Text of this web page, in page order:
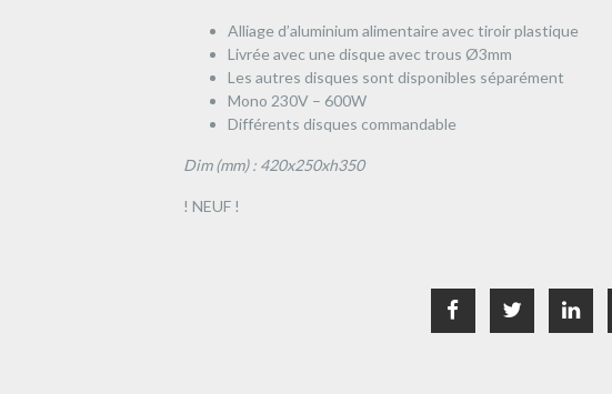
Alliage d’aluminium alimentaire avec tiroir plastique
Livrée avec une disque avec trous Ø3mm
Les autres disques sont disponibles séparément
Mono 230V – 600W
Différents disques commandable
Dim (mm) : 420x250xh350
! NEUF !